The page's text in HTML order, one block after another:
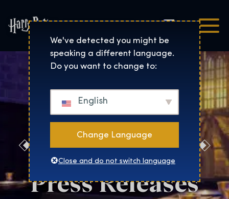
Harry Potter™: The
Čeština
New York City
Press Releases
We've detected you might be
speaking a different language.
Do you want to change to:
English
Change Language
Close and do not switch language